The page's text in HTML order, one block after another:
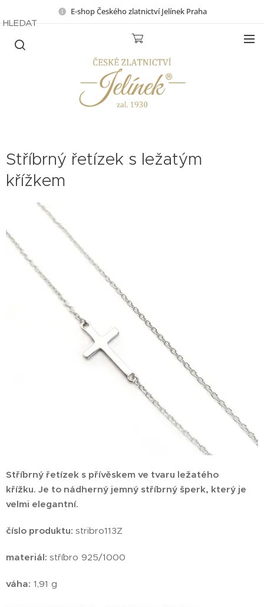
E-shop Českého zlatnictví Jelínek Praha
HLEDAT
Stříbrný řetízek s ležatým
křížkem
Stříbrný řetízek s přívěskem ve tvaru ležatého
křížku. Je to nádherný jemný stříbrný šperk, který je
velmi elegantní.
číslo produktu: stribro113Z
materiál: stříbro 925/1000
váha: 1,91 g